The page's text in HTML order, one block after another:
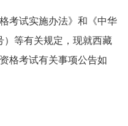
考试实施办法》和《中华
）等有关规定，现就西藏
格考试有关事项公告如